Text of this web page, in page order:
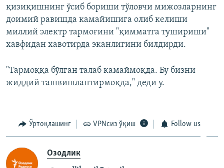
қизиқишнинг ўсиб бориши тўловчи мижозларнинг
доимий равишда камайишига олиб келиши
миллий электр тармоғини "қимматга тушириши"
хавфидан хавотирда эканлигини билдирди.
"Тармоққа бўлган талаб камаймоқда. Бу бизни
жиддий ташвишлантирмоқда," деди у.
Ўртоқлашинг VPNсиз ўқиш Follow us
Озодлик